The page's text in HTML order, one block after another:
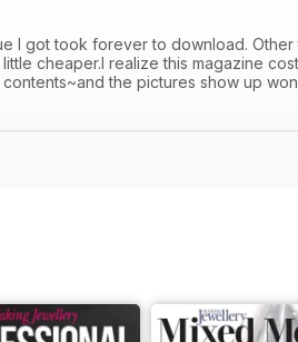
I got took forever to download. Other
cheaper.I realize this magazine
the pictures show up